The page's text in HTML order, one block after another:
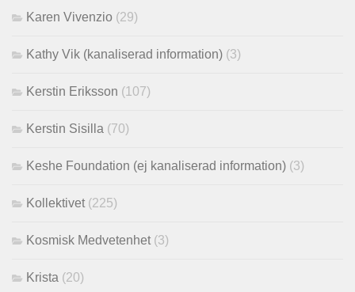
Karen Vivenzio (29)
Kathy Vik (kanaliserad information) (3)
Kerstin Eriksson (107)
Kerstin Sisilla (70)
Keshe Foundation (ej kanaliserad information) (3)
Kollektivet (225)
Kosmisk Medvetenhet (3)
Krista (20)